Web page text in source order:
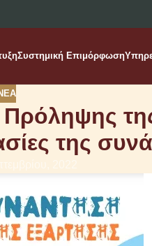
Συστημική Επιμόρφωση
της